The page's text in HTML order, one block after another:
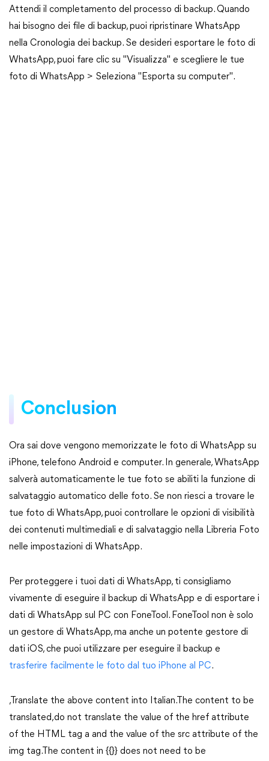
Attendi il completamento del processo di backup. Quando
hai bisogno dei file di backup, puoi ripristinare WhatsApp
nella Cronologia dei backup. Se desideri esportare le foto di
WhatsApp, puoi fare clic su "Visualizza" e scegliere le tue
foto di WhatsApp > Seleziona "Esporta su computer".
Conclusion
Ora sai dove vengono memorizzate le foto di WhatsApp su
iPhone, telefono Android e computer. In generale, WhatsApp
salverà automaticamente le tue foto se abiliti la funzione di
salvataggio automatico delle foto. Se non riesci a trovare le
tue foto di WhatsApp, puoi controllare le opzioni di visibilità
dei contenuti multimediali e di salvataggio nella Libreria Foto
nelle impostazioni di WhatsApp.
Per proteggere i tuoi dati di WhatsApp, ti consigliamo
vivamente di eseguire il backup di WhatsApp e di esportare i
dati di WhatsApp sul PC con FoneTool. FoneTool non è solo
un gestore di WhatsApp, ma anche un potente gestore di
dati iOS, che puoi utilizzare per eseguire il backup e
trasferire facilmente le foto dal tuo iPhone al PC.
,Translate the above content into Italian.The content to be
translated,do not translate the value of the href attribute
of the HTML tag a and the value of the src attribute of the
img tag.The content in {{}} does not need to be